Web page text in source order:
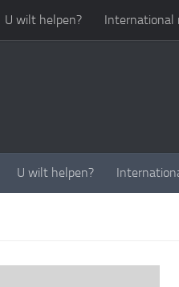
U wilt helpen? International
U wilt helpen?